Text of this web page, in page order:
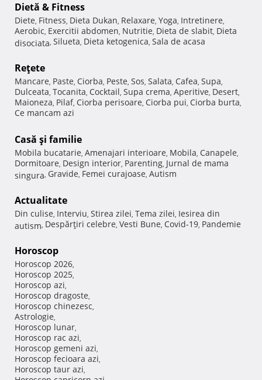
Dietă & Fitness
Diete, Fitness, Dieta Dukan, Relaxare, Yoga, Intretinere,
Aerobic, Exercitii abdomen, Nutritie, Dieta de slabit, Dieta
disociata, Silueta, Dieta ketogenica, Sala de acasa
Reţete
Mancare, Paste, Ciorba, Peste, Sos, Salata, Cafea, Supa,
Dulceata, Tocanita, Cocktail, Supa crema, Aperitive, Desert,
Maioneza, Pilaf, Ciorba perisoare, Ciorba pui, Ciorba burta,
Ce mancam azi
Casă şi familie
Mobila bucatarie, Amenajari interioare, Mobila, Canapele,
Dormitoare, Design interior, Parenting, Jurnal de mama
singura, Gravide, Femei curajoase, Autism
Actualitate
Din culise, Interviu, Stirea zilei, Tema zilei, Iesirea din
autism, Despărţiri celebre, Vesti Bune, Covid-19, Pandemie
Horoscop
Horoscop 2026,
Horoscop 2025,
Horoscop azi,
Horoscop dragoste,
Horoscop chinezesc,
Astrologie,
Horoscop lunar,
Horoscop rac azi,
Horoscop gemeni azi,
Horoscop fecioara azi,
Horoscop taur azi,